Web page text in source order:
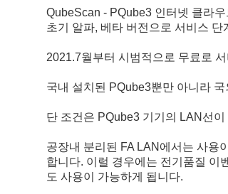
QubeScan - PQube3 인터넷 클라
초기 알파, 베타 버전으로 서비스 단
2021.7월부터 시범적으로 무료로
국내 설치된 PQube3뿐만 아니라
단 조건은 PQube3 기기의 LAN선
공장내 분리된 FA LAN에서는 사용
합니다. 이럴 경우에는 전기품질 이
도 사용이 가능하게 됩니다.